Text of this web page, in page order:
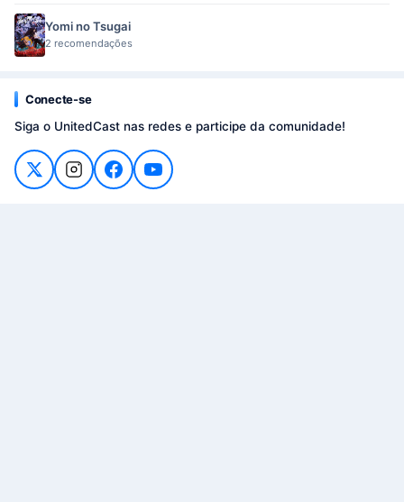
Yomi no Tsugai
2 recomendações
Conecte-se
Siga o UnitedCast nas redes e participe da comunidade!